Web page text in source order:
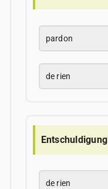
pardon
de rien
Entschuldigung
de rien